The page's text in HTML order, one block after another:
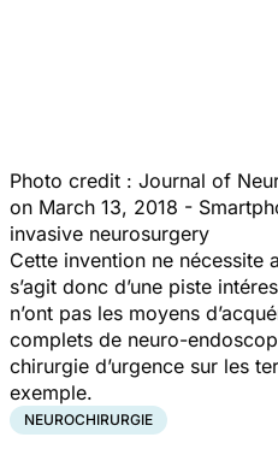
Photo credit : Journal of
on March 13, 2018 -
invasive neurosurgery
Cette invention ne nécessite
s’agit donc d’une piste
n’ont pas les moyens
complets de neuro-
chirurgie d’urgence sur les
exemple.
NEUROCHIRURGIE